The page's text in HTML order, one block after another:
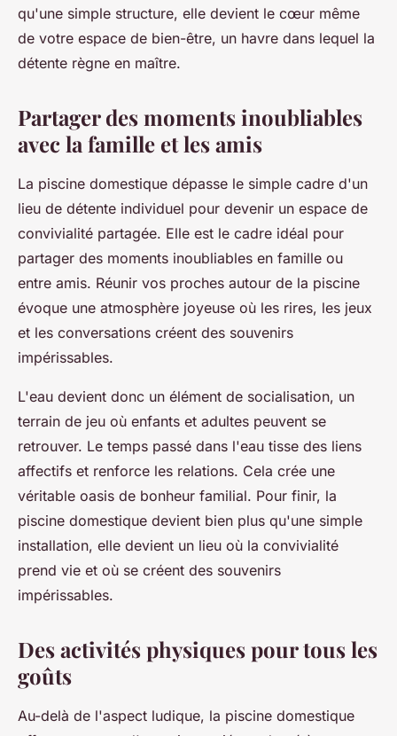
qu'une simple structure, elle devient le cœur même
de votre espace de bien-être, un havre dans lequel la
détente règne en maître.
Partager des moments inoubliables
avec la famille et les amis
La piscine domestique dépasse le simple cadre d'un
lieu de détente individuel pour devenir un espace de
convivialité partagée. Elle est le cadre idéal pour
partager des moments inoubliables en famille ou
entre amis. Réunir vos proches autour de la piscine
évoque une atmosphère joyeuse où les rires, les jeux
et les conversations créent des souvenirs
impérissables.
L'eau devient donc un élément de socialisation, un
terrain de jeu où enfants et adultes peuvent se
retrouver. Le temps passé dans l'eau tisse des liens
affectifs et renforce les relations. Cela crée une
véritable oasis de bonheur familial. Pour finir, la
piscine domestique devient bien plus qu'une simple
installation, elle devient un lieu où la convivialité
prend vie et où se créent des souvenirs
impérissables.
Des activités physiques pour tous les
goûts
Au-delà de l'aspect ludique, la piscine domestique